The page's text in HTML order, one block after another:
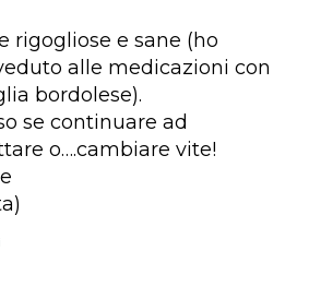
rigogliose e sane (ho
alle medicazioni con
bordolese).
se continuare ad
o….cambiare vite!